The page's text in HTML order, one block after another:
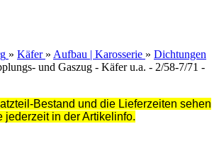
» Käfer » Aufbau | Karosserie » Dichtungen
und Gaszug - Käfer u.a. - 2/58-7/71 -
Bestand und die Lieferzeiten sehen
jederzeit in der Artikelinfo.